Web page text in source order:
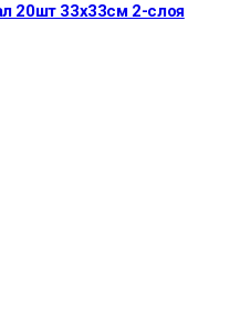
20шт 33х33см 2-слоя